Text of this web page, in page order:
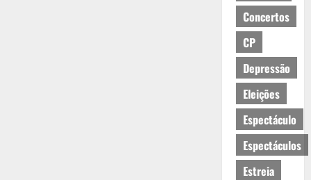
Concertos
CP
Depressão
Eleições
Espectáculo
Espectáculos
Estreia